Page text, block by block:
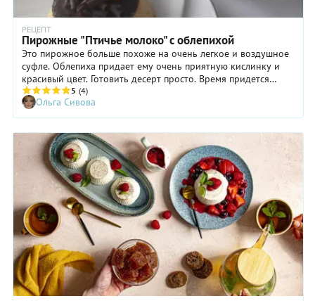
РЕЦЕПТ
Пирожные "Птичье молоко" с облепихой
Это пирожное больше похоже на очень легкое и воздушное
суфле. Облепиха придает ему очень приятную кислинку и
красивый цвет. Готовить десерт просто. Время придется
немного потратить, но это больше касается остывания
заготовок, чем вашего участия. Единственная заморочка с
которой я столкнулась-достать десерт из формочек. Делала
я это пирожное в силиконовых формочках для маффинов.
Потом опустила формочки ненадолго в кипяток и
перевернула на блюдце. Но масса настолько нежная, что
края десерта получаются немного неровные, а еще и
шоколад начинает плавится и теряет свою глянцевость
(это,конечно же, можно "замаскировать" украшением). Если
не хочется мучится, то можно собрать десерт в красивых
стаканчиках или бокалах. И использовать не растопленный
шоколад, а посыпать шоколадной стружкой.
5 (4)
Ольга Сивова